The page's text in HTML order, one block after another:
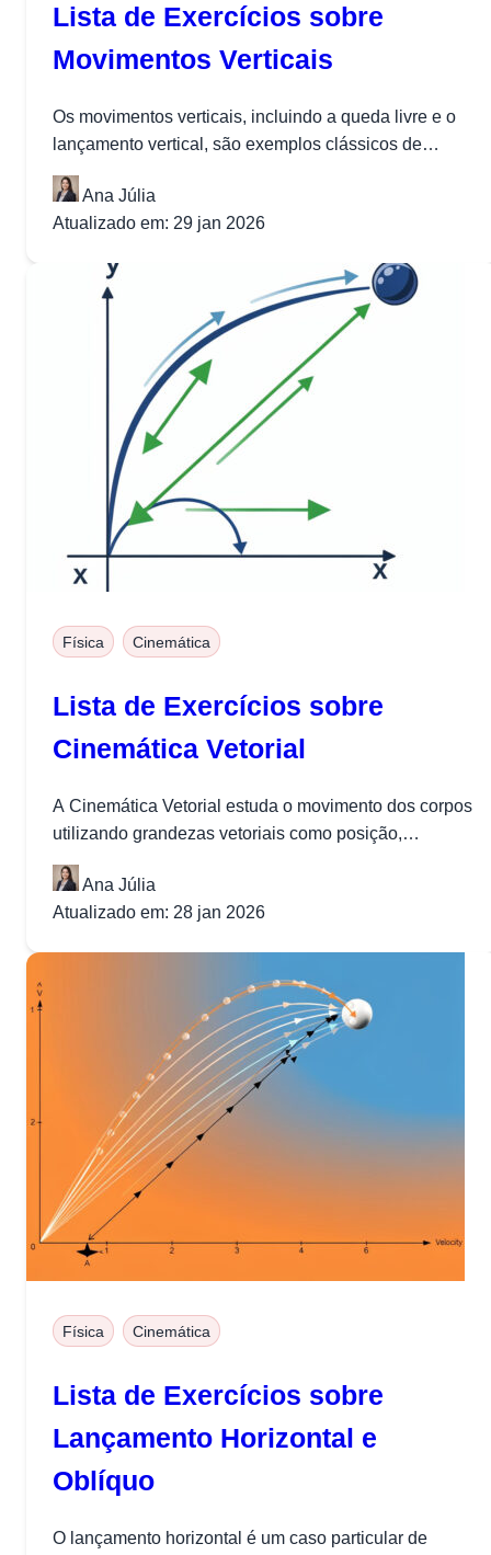
Lista de Exercícios sobre
Movimentos Verticais
Os movimentos verticais, incluindo a queda livre e o
lançamento vertical, são exemplos clássicos de
movimento uniformemente variado. Nestes
movimentos,...
Ana Júlia
Atualizado em: 29 jan 2026
Física Cinemática
Lista de Exercícios sobre
Cinemática Vetorial
A Cinemática Vetorial estuda o movimento dos corpos
utilizando grandezas vetoriais como posição,
velocidade e aceleração. Este tema é fundamental...
Ana Júlia
Atualizado em: 28 jan 2026
Física Cinemática
Lista de Exercícios sobre
Lançamento Horizontal e
Oblíquo
O lançamento horizontal é um caso particular de